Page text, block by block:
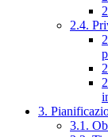
2.4.
3.
3.1.